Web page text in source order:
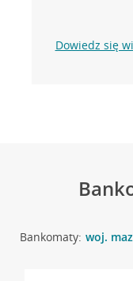
Dowiedz się
Bankomaty: woj.